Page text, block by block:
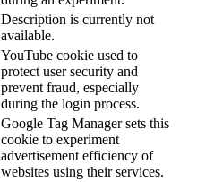
Description is currently not
available.
YouTube cookie used to
protect user security and
prevent fraud, especially
during the login process.
Google Tag Manager sets this
cookie to experiment
advertisement efficiency of
websites using their services.